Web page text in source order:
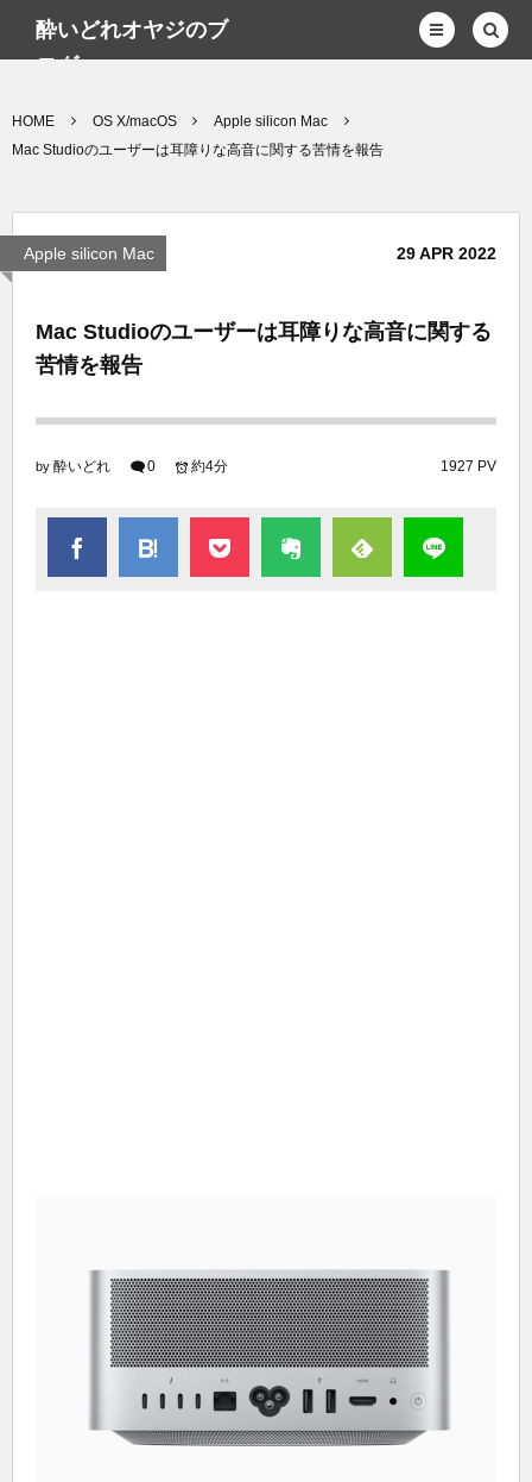
酔いどれオヤジのブ
ログwp
HOME OS X/macOS
Apple silicon Mac
Mac Studioのユーザーは耳障りな高音に関する苦情を報告
Apple silicon Mac 29APR 2022
Mac Studioのユーザーは耳障りな高音に関する
苦情を報告
by 酔いどれ 0 1927 PV
約4分